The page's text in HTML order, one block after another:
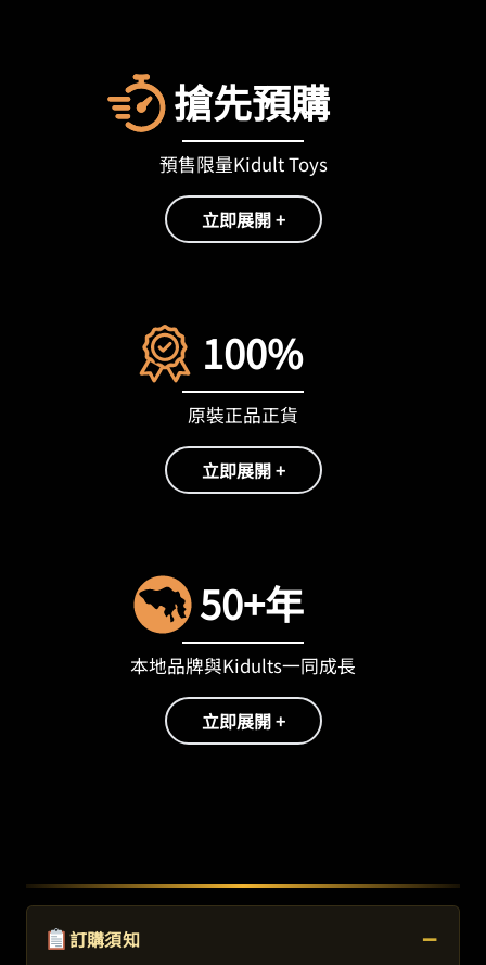
搶先預購
預售限量Kidult Toys
立即展開 +
100%
原裝正品正貨
立即展開 +
50+年
本地品牌與Kidults一同成長
立即展開 +
訂購須知 −